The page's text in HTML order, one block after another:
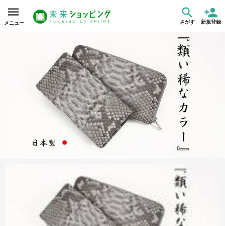
メニュー さがす 新規登録